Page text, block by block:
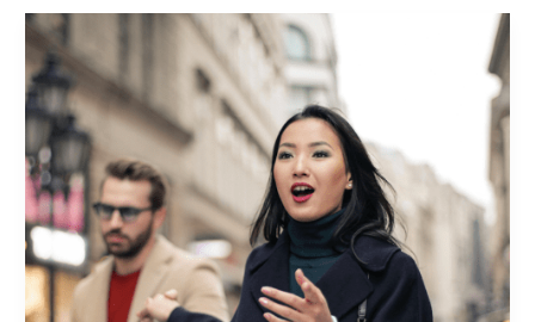
EVOLUCIÓN
DEL
BRANDING
EN
EL
CONTEXTO
ACTUAL
Y
SU
APLICACIÓN